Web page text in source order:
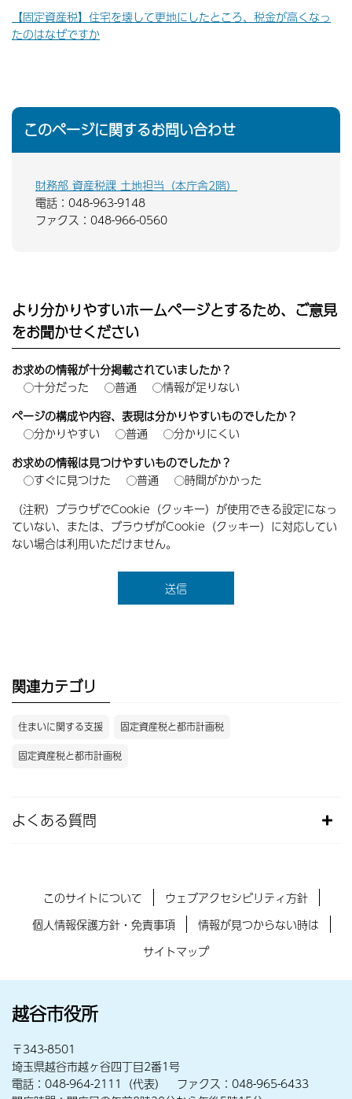
【固定資産税】住宅を壊して更地にしたところ、税金が高くなっ
たのはなぜですか
このページに関するお問い合わせ
財務部 資産税課 土地担当（本庁舎2階）
電話：048-963-9148
ファクス：048-966-0560
より分かりやすいホームページとするため、ご意見
をお聞かせください
お求めの情報が十分掲載されていましたか？
十分だった
普通
情報が足りない
ページの構成や内容、表現は分かりやすいものでしたか？
分かりやすい
普通
分かりにくい
お求めの情報は見つけやすいものでしたか？
すぐに見つけた
普通
時間がかかった
（注釈）ブラウザでCookie（クッキー）が使用できる設定になっ
ていない、または、ブラウザがCookie（クッキー）に対応してい
ない場合は利用いただけません。
関連カテゴリ
住まいに関する支援 固定資産税と都市計画税
固定資産税と都市計画税
よくある質問
このサイトについて
ウェブアクセシビリティ方針
個人情報保護方針・免責事項
情報が見つからない時は
サイトマップ
越谷市役所
〒343-8501
埼玉県越谷市越ヶ谷四丁目2番1号
電話：048-964-2111（代表） ファクス：048-965-6433